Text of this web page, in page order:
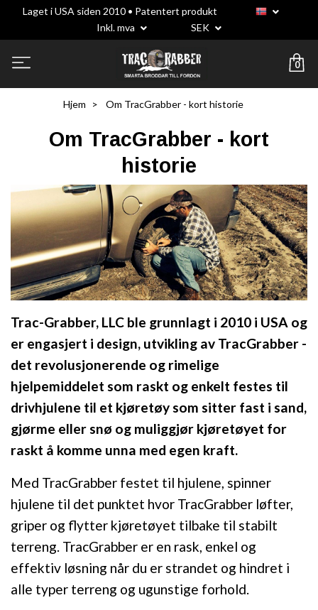
Laget i USA siden 2010 • Patentert produkt
Inkl. mva
SEK
0
Hjem Om TracGrabber - kort historie
Om TracGrabber - kort
historie
Trac-Grabber, LLC ble grunnlagt i 2010 i USA og
er engasjert i design, utvikling av TracGrabber -
det revolusjonerende og rimelige
hjelpemiddelet som raskt og enkelt festes til
drivhjulene til et kjøretøy som sitter fast i sand,
gjørme eller snø og muliggjør kjøretøyet for
raskt å komme unna med egen kraft.
Med TracGrabber festet til hjulene, spinner
hjulene til det punktet hvor TracGrabber løfter,
griper og flytter kjøretøyet tilbake til stabilt
terreng. TracGrabber er en rask, enkel og
effektiv løsning når du er strandet og hindret i
alle typer terreng og ugunstige forhold.